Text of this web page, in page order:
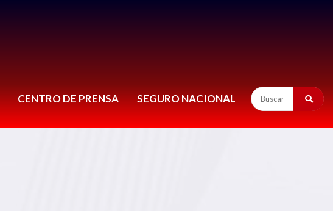
CENTRO DE PRENSA SEGURO NACIONAL